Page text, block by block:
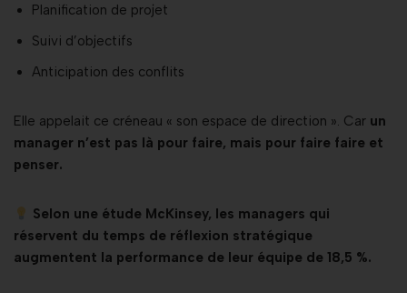
Planification de projet
Suivi d’objectifs
Anticipation des conflits
Elle appelait ce créneau « son espace de direction ». Car un
manager n’est pas là pour faire, mais pour faire faire et
penser.
Selon une étude McKinsey, les managers qui
réservent du temps de réflexion stratégique
augmentent la performance de leur équipe de 18,5 %.